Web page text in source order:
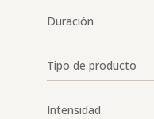
Duración
Tipo de producto
Intensidad